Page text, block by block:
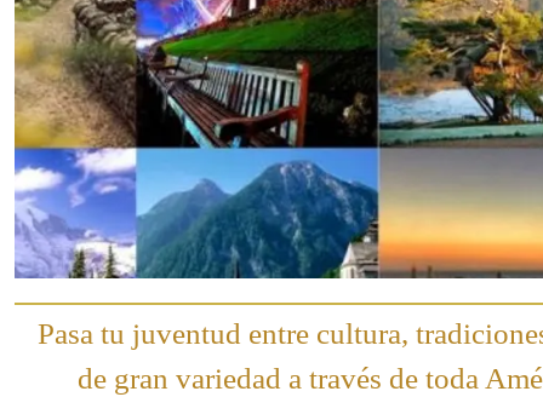
Pasa tu juventud entre cultura,
de gran variedad a través de toda